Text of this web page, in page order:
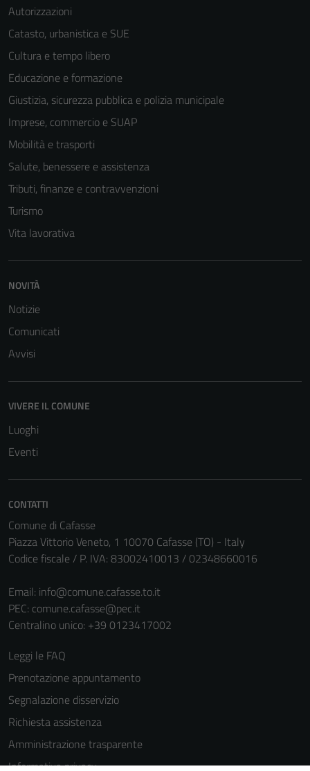
Autorizzazioni
Catasto, urbanistica e SUE
Cultura e tempo libero
Educazione e formazione
Giustizia, sicurezza pubblica e polizia municipale
Imprese, commercio e SUAP
Mobilità e trasporti
Salute, benessere e assistenza
Tributi, finanze e contravvenzioni
Turismo
Vita lavorativa
NOVITÀ
Notizie
Comunicati
Avvisi
VIVERE IL COMUNE
Luoghi
Eventi
CONTATTI
Comune di Cafasse
Piazza Vittorio Veneto, 1 10070 Cafasse (TO) - Italy
Codice fiscale / P. IVA: 83002410013 / 02348660016
Email: info@comune.cafasse.to.it
PEC: comune.cafasse@pec.it
Centralino unico: +39 0123417002
Leggi le FAQ
Prenotazione appuntamento
Segnalazione disservizio
Richiesta assistenza
Amministrazione trasparente
Informativa privacy